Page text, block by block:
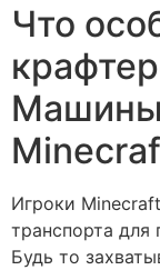
Что
Машины
Игроки
транспорта
Будь то